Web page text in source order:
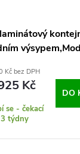
Kč bez DPH
Kč
se - čekací
týdny
DO